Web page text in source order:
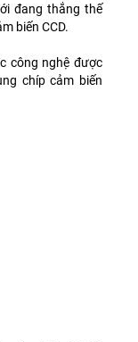
đang thắng thế
biến CCD.
công nghệ được
chíp cảm biến